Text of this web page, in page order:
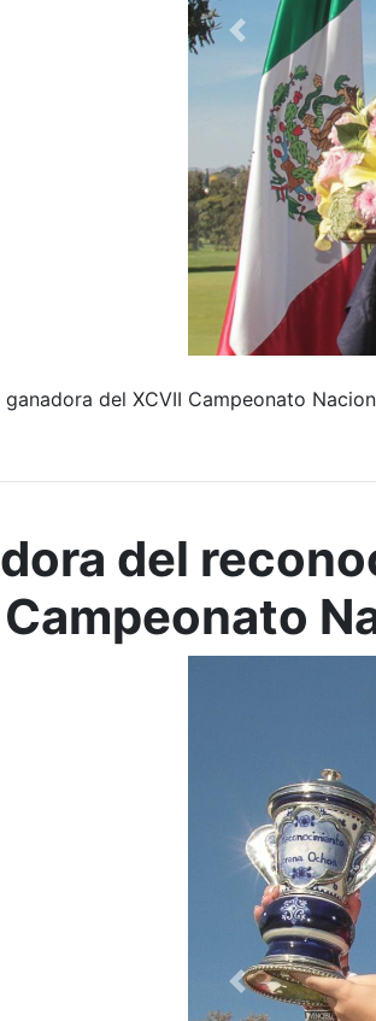
ganadora del XCVII Campeonato
del
Campeonato